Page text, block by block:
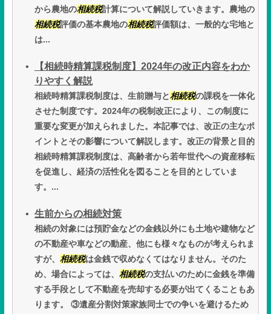
から農地の相続税計算について解説していきます。農地の
相続税評価の基本農地の相続税評価額は、一般的な宅地と
は...
【相続時精算課税制度】2024年の改正内容をわか
りやすく解説
相続時精算課税制度は、生前贈与と相続税の課税を一体化
させた制度です。2024年の税制改正により、この制度に
重要な変更が加えられました。本記事では、改正の主なポ
イントとその影響について解説します。改正の背景と目的
相続時精算課税制度は、高齢者から若年世代への資産移転
を促進し、経済の活性化を図ることを目的としていま
す。...
生前からの相続対策
相続の対象には預貯金などの金銭以外にも土地や建物など
の不動産や車などの動産、他にも様々なものが考えられま
すが、 相続税は金銭で収めなくてはなりません。そのた
め、場合によっては、 相続税の支払いのために金銭を準備
する手段として不動産を売却する必要が出てくることもあ
ります。 ③遺産分割対策家族同士での争いを避けるため